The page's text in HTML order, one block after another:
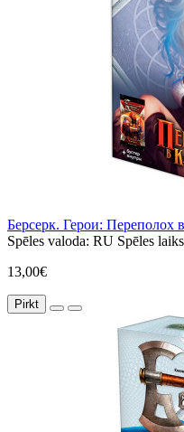
Берсерк. Герои: Переполох
Spēles valoda: RU Spēles
13,00€
Pirkt